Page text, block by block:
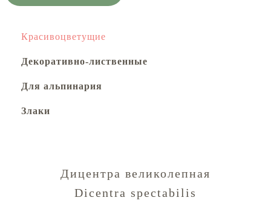
Красивоцветущие
Декоративно-лиственные
Для альпинария
Злаки
Дицентра великолепная
Dicentra spectabilis